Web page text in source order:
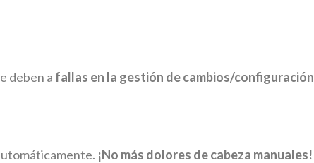
deben a fallas en la gestión de cambios/configuración
¡No más dolores de cabeza manuales!